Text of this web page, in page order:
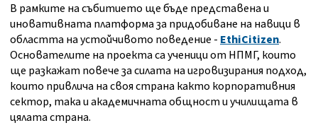
В рамките на събитието ще бъде представена и
иновативната платформа за придобиване на навици в
областта на устойчивото поведение - EthiCitizen.
Основателите на проекта са ученици от НПМГ, които
ще разкажат повече за силата на игровизирания подход,
които привлича на своя страна както корпоративния
сектор, така и академичната общност и училищата в
цялата страна.